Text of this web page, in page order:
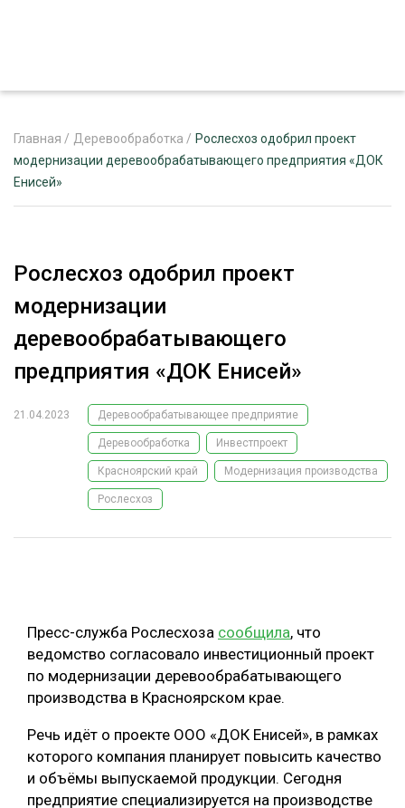
ЖУРНАЛ «ЛЕСНОЙ КОМПЛЕКС»
РЕКЛАМОДАТЕЛЯМ
ЛЕСНОЕ ХОЗЯЙСТВО
ОБРАБОТКА ДРЕВЕСИНЫ
ЦИФРОВАЯ СРЕДА
БИОЭНЕРГЕТИКА
ЦБП
КОМПЛЕКСНАЯ ПЕРЕРАБОТКА
ЛЕСОПИЛЕНИЕ
ДЕРЕВЯННОЕ ДОМОСТРОЕНИЕ
БЕЗОПАСНОЕ ПРОИЗВОДСТВО
ЭКСПЕРТНОЕ МНЕНИЕ
Главная / Деревообработка / Рослесхоз одобрил проект
модернизации деревообрабатывающего предприятия «ДОК
Енисей»
Рослесхоз одобрил проект
модернизации
деревообрабатывающего
предприятия «ДОК Енисей»
21.04.2023 Деревообрабатывающее предприятие
Деревообработка Инвестпроект
Красноярский край Модернизация производства
Рослесхоз
Пресс-служба Рослесхоза сообщила, что
ведомство согласовало инвестиционный проект
по модернизации деревообрабатывающего
производства в Красноярском крае.
Речь идёт о проекте ООО «ДОК Енисей», в рамках
которого компания планирует повысить качество
и объёмы выпускаемой продукции. Сегодня
предприятие специализируется на производстве